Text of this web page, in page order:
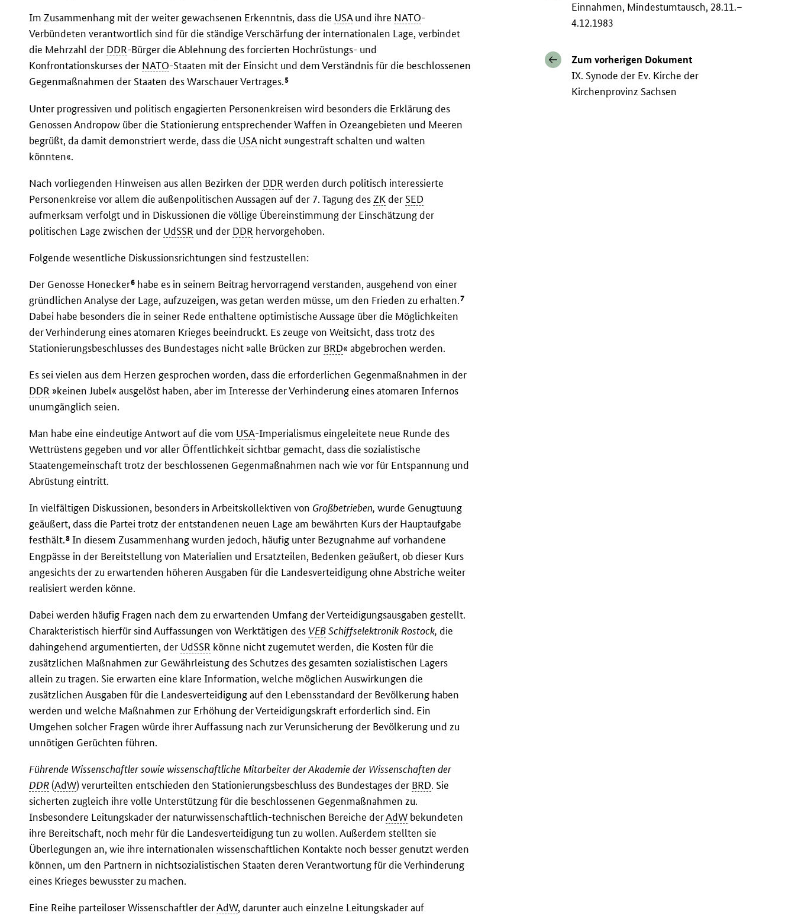
Einnahmen, Mindestumtausch, 28.11.–
4.12.1983
Zum vorherigen Dokument
IX. Synode der Ev. Kirche der
Kirchenprovinz Sachsen
Im Zusammenhang mit der weiter gewachsenen Erkenntnis, dass die USAund ihre NATO-
Verbündeten verantwortlich sind für die ständige Verschärfung der internationalen Lage, verbindet
die Mehrzahl der DDR-Bürger die Ablehnung des forcierten Hochrüstungs- und
Konfrontationskurses der NATO-Staaten mit der Einsicht und dem Verständnis für die beschlossenen
Gegenmaßnahmen der Staaten des Warschauer Vertrages.5
Unter progressiven und politisch engagierten Personenkreisen wird besonders die Erklärung des
Genossen Andropow über die Stationierung entsprechender Waffen in Ozeangebieten und Meeren
begrüßt, da damit demonstriert werde, dass die USAnicht »ungestraft schalten und walten
könnten«.
Nach vorliegenden Hinweisen aus allen Bezirken der DDR werden durch politisch interessierte
Personenkreise vor allem die außenpolitischen Aussagen auf der 7. Tagung des ZK der SED
aufmerksam verfolgt und in Diskussionen die völlige Übereinstimmung der Einschätzung der
politischen Lage zwischen der UdSSR und der DDR hervorgehoben.
Folgende wesentliche Diskussionsrichtungen sind festzustellen:
Der Genosse Honecker6 habe es in seinem Beitrag hervorragend verstanden, ausgehend von einer
gründlichen Analyse der Lage, aufzuzeigen, was getan werden müsse, um den Frieden zu erhalten.7
Dabei habe besonders die in seiner Rede enthaltene optimistische Aussage über die Möglichkeiten
der Verhinderung eines atomaren Krieges beeindruckt. Es zeuge von Weitsicht, dass trotz des
Stationierungsbeschlusses des Bundestages nicht »alle Brücken zur BRD« abgebrochen werden.
Es sei vielen aus dem Herzen gesprochen worden, dass die erforderlichen Gegenmaßnahmen in der
DDR »keinen Jubel« ausgelöst haben, aber im Interesse der Verhinderung eines atomaren Infernos
unumgänglich seien.
Man habe eine eindeutige Antwort auf die vom USA-Imperialismus eingeleitete neue Runde des
Wettrüstens gegeben und vor aller Öffentlichkeit sichtbar gemacht, dass die sozialistische
Staatengemeinschaft trotz der beschlossenen Gegenmaßnahmen nach wie vor für Entspannung und
Abrüstung eintritt.
In vielfältigen Diskussionen, besonders in Arbeitskollektiven von Großbetrieben, wurde Genugtuung
geäußert, dass die Partei trotz der entstandenen neuen Lage am bewährten Kurs der Hauptaufgabe
festhält.8 In diesem Zusammenhang wurden jedoch, häufig unter Bezugnahme auf vorhandene
Engpässe in der Bereitstellung von Materialien und Ersatzteilen, Bedenken geäußert, ob dieser Kurs
angesichts der zu erwartenden höheren Ausgaben für die Landesverteidigung ohne Abstriche weiter
realisiert werden könne.
Dabei werden häufig Fragen nach dem zu erwartenden Umfang der Verteidigungsausgaben gestellt.
Charakteristisch hierfür sind Auffassungen von Werktätigen des VEBSchiffselektronik Rostock, die
dahingehend argumentierten, der UdSSR könne nicht zugemutet werden, die Kosten für die
zusätzlichen Maßnahmen zur Gewährleistung des Schutzes des gesamten sozialistischen Lagers
allein zu tragen. Sie erwarten eine klare Information, welche möglichen Auswirkungen die
zusätzlichen Ausgaben für die Landesverteidigung auf den Lebensstandard der Bevölkerung haben
werden und welche Maßnahmen zur Erhöhung der Verteidigungskraft erforderlich sind. Ein
Umgehen solcher Fragen würde ihrer Auffassung nach zur Verunsicherung der Bevölkerung und zu
unnötigen Gerüchten führen.
Führende Wissenschaftler sowie wissenschaftliche Mitarbeiter der Akademie der Wissenschaften der
DDR(AdW) verurteilten entschieden den Stationierungsbeschluss des Bundestages der BRD. Sie
sicherten zugleich ihre volle Unterstützung für die beschlossenen Gegenmaßnahmen zu.
Insbesondere Leitungskader der naturwissenschaftlich-technischen Bereiche derAdW bekundeten
ihre Bereitschaft, noch mehr für die Landesverteidigung tun zu wollen. Außerdem stellten sie
Überlegungen an, wie ihre internationalen wissenschaftlichen Kontakte noch besser genutzt werden
können, um den Partnern in nichtsozialistischen Staaten deren Verantwortung für die Verhinderung
eines Krieges bewusster zu machen.
Eine Reihe parteiloser Wissenschaftler derAdW, darunter auch einzelne Leitungskader auf